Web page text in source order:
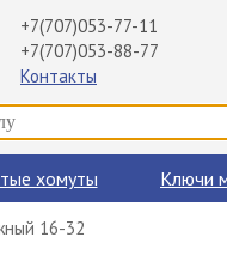
+7(707)053-77-11
+7(707)053-88-77
Контакты
хомуты Ключи
16-32